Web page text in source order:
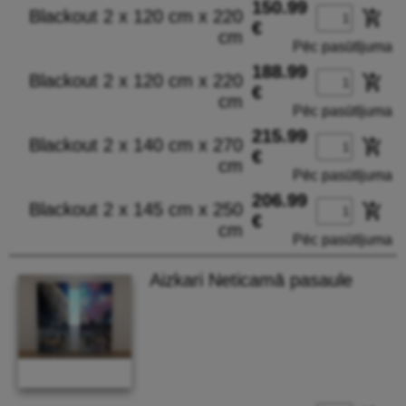
Blackout 2 x 120 cm x 220
cm
150.99
€
add_shopping_cart
Pēc pasūtījuma
Blackout 2 x 120 cm x 220
cm
188.99
€
add_shopping_cart
Pēc pasūtījuma
Blackout 2 x 140 cm x 270
cm
215.99
€
add_shopping_cart
Pēc pasūtījuma
Blackout 2 x 145 cm x 250
cm
206.99
€
add_shopping_cart
Pēc pasūtījuma
Aizkari Neticamā pasaule